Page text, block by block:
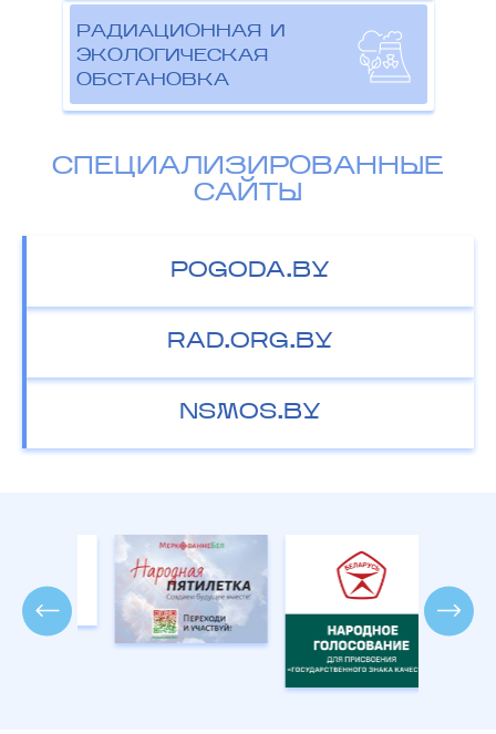
РАДИАЦИОННАЯ И
ЭКОЛОГИЧЕСКАЯ
ОБСТАНОВКА
СПЕЦИАЛИЗИРОВАННЫЕ
САЙТЫ
POGODA.BY
RAD.ORG.BY
NSMOS.BY